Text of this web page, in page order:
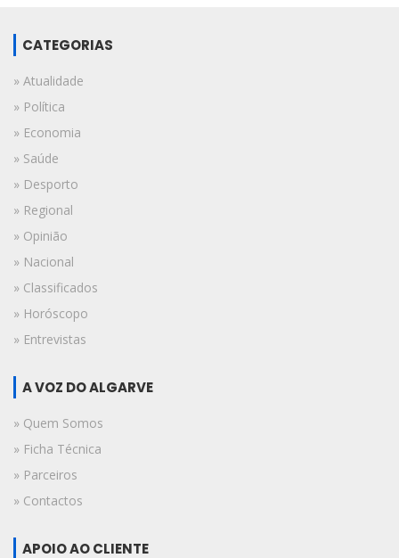
CATEGORIAS
» Atualidade
» Política
» Economia
» Saúde
» Desporto
» Regional
» Opinião
» Nacional
» Classificados
» Horóscopo
» Entrevistas
A VOZ DO ALGARVE
» Quem Somos
» Ficha Técnica
» Parceiros
» Contactos
APOIO AO CLIENTE